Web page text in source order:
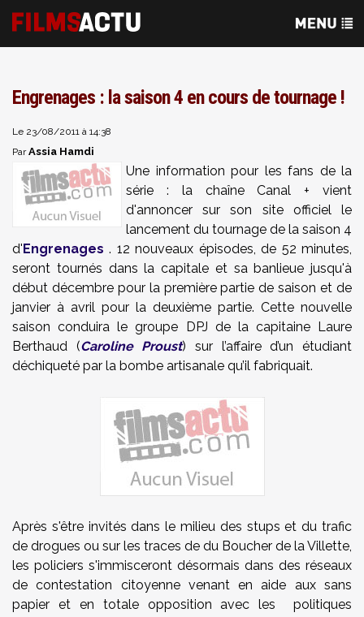
Engrenages : la saison 4 en cours de tournage !
Le 23/08/2011 à 14:38
ParAssia Hamdi
Une information pour les fans de la
série : la chaîne Canal + vient
d'annoncer sur son site officiel le
lancement du tournage de la saison 4
d'Engrenages . 12 nouveaux épisodes, de 52 minutes,
seront tournés dans la capitale et sa banlieue jusqu'à
début décembre pour la première partie de saison et de
janvier à avril pour la deuxième partie. Cette nouvelle
saison conduira le groupe DPJ de la capitaine Laure
Berthaud (Caroline Proust) sur l’affaire d’un étudiant
déchiqueté par la bombe artisanale qu’il fabriquait.
Après s'être invités dans le milieu des stups et du trafic
de drogues ou sur les traces de du Boucher de la Villette,
les policiers s'immisceront désormais dans des réseaux
de contestation citoyenne venant en aide aux sans
papier et en totale opposition avec les politiques